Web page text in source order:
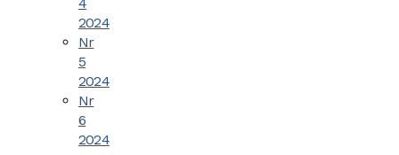
2024
Nr
5
2024
Nr
6
2024